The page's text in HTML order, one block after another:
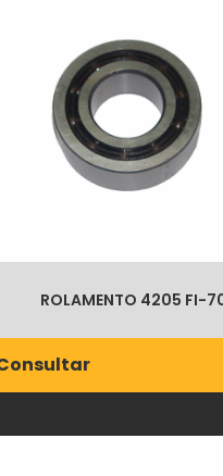
ROLAMENTO 4205 FI-